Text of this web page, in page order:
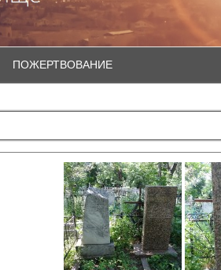
ПОЖЕРТВОВАНИЕ